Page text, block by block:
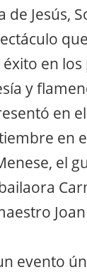
Jesús,
en
y
en
en
el
evento